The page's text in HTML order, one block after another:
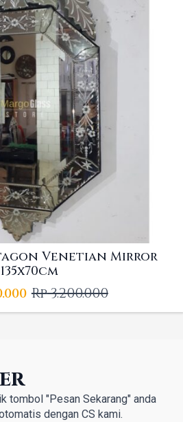
Venetian Mirror
135x70cm
Rp3.200.000
Original
price
Current
price
tombol "Pesan Sekarang" anda
dengan CS kami.